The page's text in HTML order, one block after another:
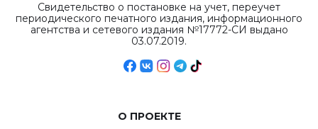
Свидетельство о постановке на учет, переучет
периодического печатного издания, информационного
агентства и сетевого издания №17772-СИ выдано
03.07.2019.
О ПРОЕКТЕ